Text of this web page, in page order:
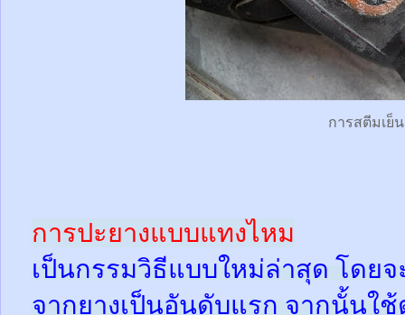
การสตีมเย็น
การปะยางแบบแทงไหม
เป็นกรรมวิธีแบบใหม่ล่าสุด โดย
จากยางเป็นอันดับแรก จากนั้นใ